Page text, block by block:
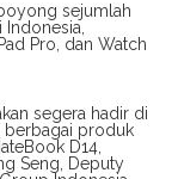
sejumlah
Pro, dan Watch
segera hadir di
berbagai produk
D14,
Seng, Deputy